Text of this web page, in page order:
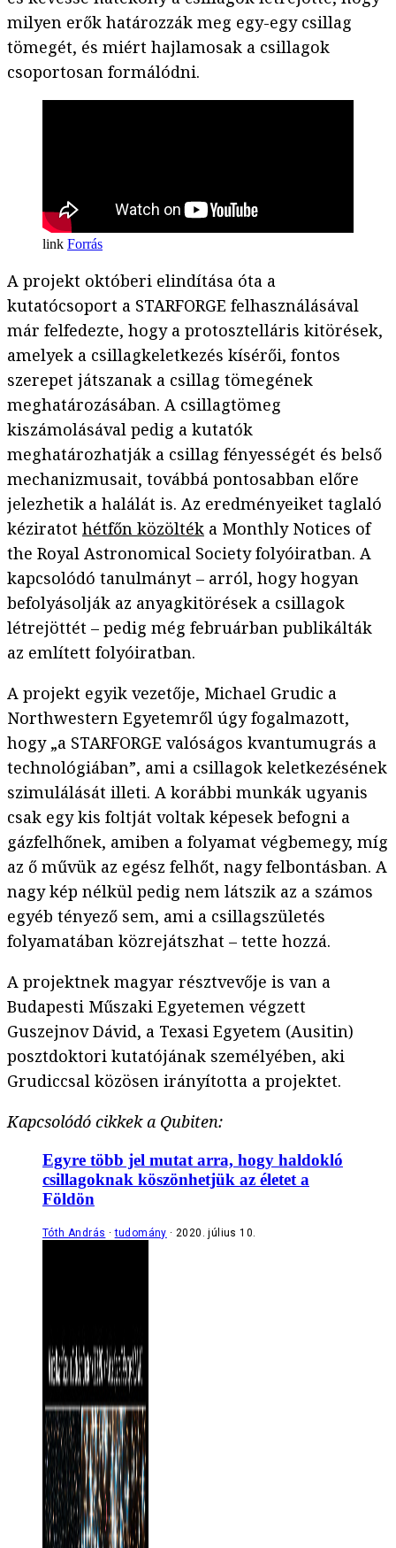
milyen erők határozzák meg egy-egy csillag
tömegét, és miért hajlamosak a csillagok
csoportosan formálódni.
Forrás
A projekt októberi elindítása óta a
kutatócsoport a STARFORGE felhasználásával
már felfedezte, hogy a protosztelláris kitörések,
amelyek a csillagkeletkezés kísérői, fontos
szerepet játszanak a csillag tömegének
meghatározásában. A csillagtömeg
kiszámolásával pedig a kutatók
meghatározhatják a csillag fényességét és belső
mechanizmusait, továbbá pontosabban előre
jelezhetik a halálát is. Az eredményeiket taglaló
kéziratot hétfőn közölték a Monthly Notices of
the Royal Astronomical Society folyóiratban. A
kapcsolódó tanulmányt – arról, hogy hogyan
befolyásolják az anyagkitörések a csillagok
létrejöttét – pedig még februárban publikálták
az említett folyóiratban.
A projekt egyik vezetője, Michael Grudic a
Northwestern Egyetemről úgy fogalmazott,
hogy „a STARFORGE valóságos kvantumugrás a
technológiában”, ami a csillagok keletkezésének
szimulálását illeti. A korábbi munkák ugyanis
csak egy kis foltját voltak képesek befogni a
gázfelhőnek, amiben a folyamat végbemegy, míg
az ő művük az egész felhőt, nagy felbontásban. A
nagy kép nélkül pedig nem látszik az a számos
egyéb tényező sem, ami a csillagszületés
folyamatában közrejátszhat – tette hozzá.
A projektnek magyar résztvevője is van a
Budapesti Műszaki Egyetemen végzett
Guszejnov Dávid, a Texasi Egyetem (Ausitin)
posztdoktori kutatójának személyében, aki
Grudiccsal közösen irányította a projektet.
Kapcsolódó cikkek a Qubiten:
Egyre több jel mutat arra, hogy haldokló
csillagoknak köszönhetjük az életet a
Földön
Tóth András tudomány 2020. július 10.